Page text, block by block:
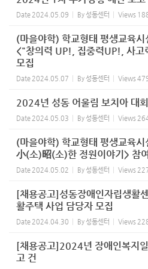
Date 2024.05.09 By성동센터 Views
(마을야학) 학교형태 평생교육
<"창의력 UP!, 집중력UP!, 사고
모집
Date 2024.05.07 By성동센터 Views
2024년 성동 어울림 보치아 대
Date 2024.05.03 By성동센터 Views
(마을야학) 학교형태 평생교육
小(소)昭(소)한 정원이야기> 참
Date 2024.05.02 By성동센터 Views
[채용공고]성동장애인자립생활
활주택 사업 담당자 모집
Date 2024.04.30 By성동센터 Views
[채용공고]2024년 장애인복지
고 건